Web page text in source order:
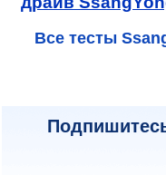
Все тесты